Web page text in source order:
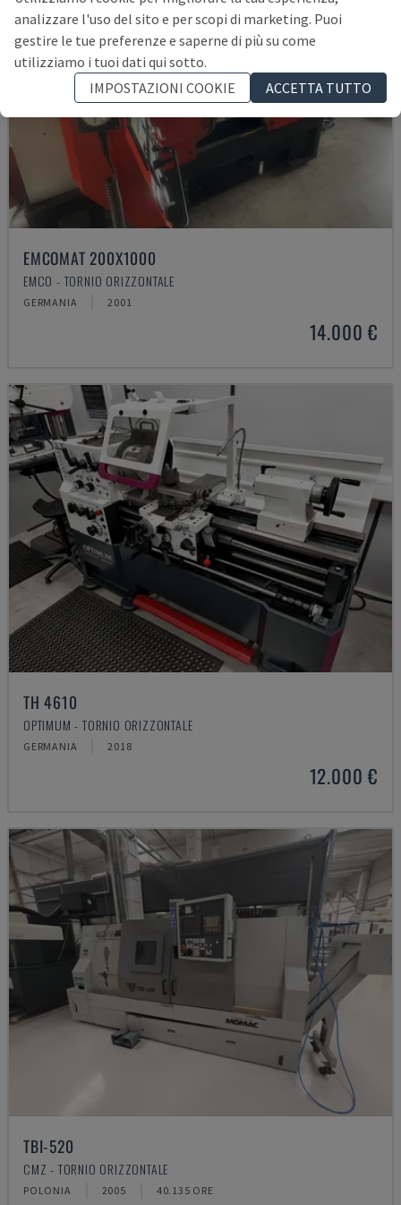
EMCOMAT 200X1000
EMCO - TORNIO ORIZZONTALE
GERMANIA 2001
14.000 €
TH 4610
OPTIMUM - TORNIO ORIZZONTALE
GERMANIA 2018
12.000 €
TBI-520
CMZ - TORNIO ORIZZONTALE
POLONIA 2005 40.135 ORE
analizzare l'uso del sito e per scopi di marketing. Puoi
gestire le tue preferenze e saperne di più su come
utilizziamo i tuoi dati qui sotto.
IMPOSTAZIONI COOKIE
ACCETTA TUTTO